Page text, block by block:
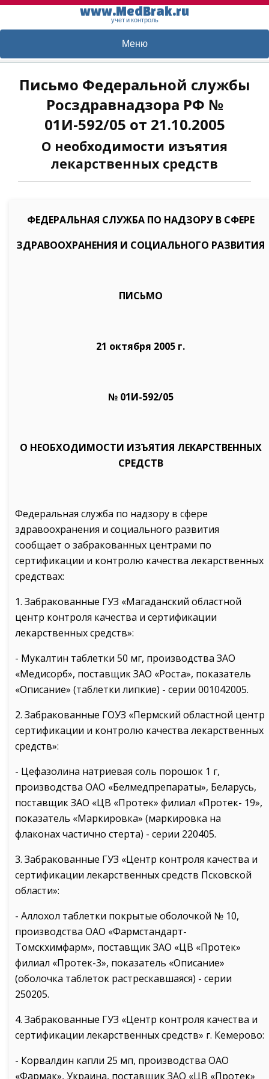
www.MedBrak.ru
учет и контроль
Меню
Письмо Федеральной службы
Росздравнадзора РФ №
01И-592/05 от 21.10.2005
О необходимости изъятия
лекарственных средств
ФЕДЕРАЛЬНАЯ СЛУЖБА ПО НАДЗОРУ В СФЕРЕ
ЗДРАВООХРАНЕНИЯ И СОЦИАЛЬНОГО РАЗВИТИЯ
ПИСЬМО
21 октября 2005 г.
№ 01И-592/05
О НЕОБХОДИМОСТИ ИЗЪЯТИЯ ЛЕКАРСТВЕННЫХ
СРЕДСТВ
Федеральная служба по надзору в сфере
здравоохранения и социального развития
сообщает о забракованных центрами по
сертификации и контролю качества лекарственных
средствах:
1. Забракованные ГУЗ «Магаданский областной
центр контроля качества и сертификации
лекарственных средств»:
- Мукалтин таблетки 50 мг, производства ЗАО
«Медисорб», поставщик ЗАО «Роста», показатель
«Описание» (таблетки липкие) - серии 001042005.
2. Забракованные ГОУЗ «Пермский областной центр
сертификации и контролю качества лекарственных
средств»:
- Цефазолина натриевая соль порошок 1 г,
производства ОАО «Белмедпрепараты», Беларусь,
поставщик ЗАО «ЦВ «Протек» филиал «Протек- 19»,
показатель «Маркировка» (маркировка на
флаконах частично стерта) - серии 220405.
3. Забракованные ГУЗ «Центр контроля качества и
сертификации лекарственных средств Псковской
области»:
- Аллохол таблетки покрытые оболочкой № 10,
производства ОАО «Фармстандарт-
Томскхимфарм», поставщик ЗАО «ЦВ «Протек»
филиал «Протек-3», показатель «Описание»
(оболочка таблеток растрескавшаяся) - серии
250205.
4. Забракованные ГУЗ «Центр контроля качества и
сертификации лекарственных средств» г. Кемерово:
- Корвалдин капли 25 мп, производства ОАО
«Фармак», Украина, поставщик ЗАО «ЦВ «Протек»